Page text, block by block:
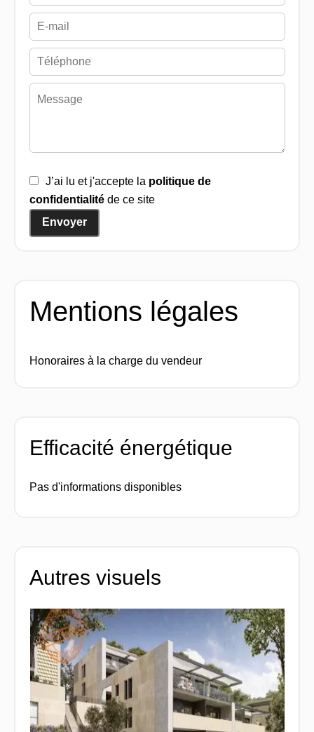
J’ai lu et j'accepte la politique de
confidentialitéde ce site
Envoyer
Mentions légales
Honoraires à la charge du vendeur
Efficacité énergétique
Pas d'informations disponibles
Autres visuels